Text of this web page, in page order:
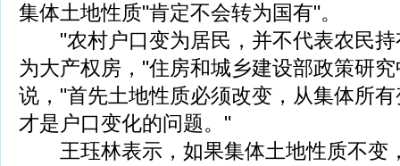
集体土地性质"肯定不会转为国有"。
"农村户口变为居民，并不代表农民持
为大产权房，"住房和城乡建设部政策研
说，"首先土地性质必须改变，从集体所
才是户口变化的问题。"
王珏林表示，如果集体土地性质不变